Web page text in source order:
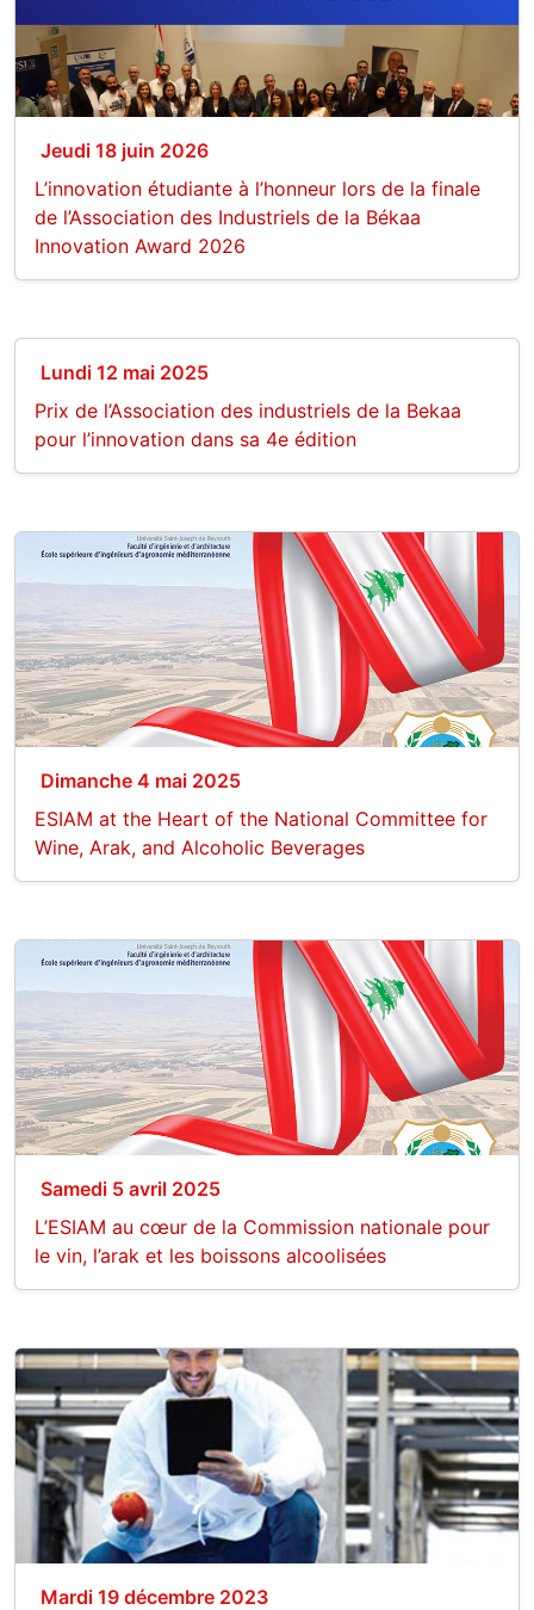
Jeudi 18 juin 2026
L’innovation étudiante à l’honneur lors de la finale
de l’Association des Industriels de la Békaa
Innovation Award 2026
Lundi 12 mai 2025
Prix de l’Association des industriels de la Bekaa
pour l’innovation dans sa 4e édition
Dimanche 4 mai 2025
ESIAM at the Heart of the National Committee for
Wine, Arak, and Alcoholic Beverages
Samedi 5 avril 2025
L’ESIAM au cœur de la Commission nationale pour
le vin, l’arak et les boissons alcoolisées
Mardi 19 décembre 2023